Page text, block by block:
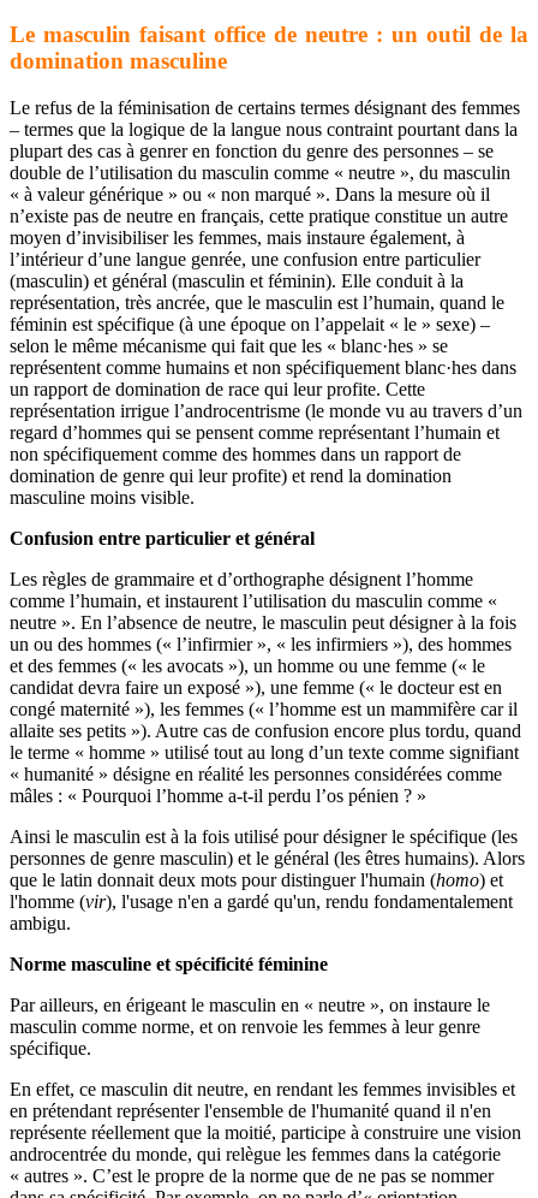
Le masculin faisant office de neutre : un outil de la
domination masculine
Le refus de la féminisation de certains termes désignant des femmes
– termes que la logique de la langue nous contraint pourtant dans la
plupart des cas à genrer en fonction du genre des personnes – se
double de l’utilisation du masculin comme « neutre », du masculin
« à valeur générique » ou « non marqué ». Dans la mesure où il
n’existe pas de neutre en français, cette pratique constitue un autre
moyen d’invisibiliser les femmes, mais instaure également, à
l’intérieur d’une langue genrée, une confusion entre particulier
(masculin) et général (masculin et féminin). Elle conduit à la
représentation, très ancrée, que le masculin est l’humain, quand le
féminin est spécifique (à une époque on l’appelait « le » sexe) –
selon le même mécanisme qui fait que les « blanc·hes » se
représentent comme humains et non spécifiquement blanc·hes dans
un rapport de domination de race qui leur profite. Cette
représentation irrigue l’androcentrisme (le monde vu au travers d’un
regard d’hommes qui se pensent comme représentant l’humain et
non spécifiquement comme des hommes dans un rapport de
domination de genre qui leur profite) et rend la domination
masculine moins visible.
Confusion entre particulier et général
Les règles de grammaire et d’orthographe désignent l’homme
comme l’humain, et instaurent l’utilisation du masculin comme «
neutre ». En l’absence de neutre, le masculin peut désigner à la fois
un ou des hommes (« l’infirmier », « les infirmiers »), des hommes
et des femmes (« les avocats »), un homme ou une femme (« le
candidat devra faire un exposé »), une femme (« le docteur est en
congé maternité »), les femmes (« l’homme est un mammifère car il
allaite ses petits »). Autre cas de confusion encore plus tordu, quand
le terme « homme » utilisé tout au long d’un texte comme signifiant
« humanité » désigne en réalité les personnes considérées comme
mâles : « Pourquoi l’homme a-t-il perdu l’os pénien ? »
Ainsi le masculin est à la fois utilisé pour désigner le spécifique (les
personnes de genre masculin) et le général (les êtres humains). Alors
que le latin donnait deux mots pour distinguer l'humain (homo) et
l'homme (vir), l'usage n'en a gardé qu'un, rendu fondamentalement
ambigu.
Norme masculine et spécificité féminine
Par ailleurs, en érigeant le masculin en « neutre », on instaure le
masculin comme norme, et on renvoie les femmes à leur genre
spécifique.
En effet, ce masculin dit neutre, en rendant les femmes invisibles et
en prétendant représenter l'ensemble de l'humanité quand il n'en
représente réellement que la moitié, participe à construire une vision
androcentrée du monde, qui relègue les femmes dans la catégorie
« autres ». C’est le propre de la norme que de ne pas se nommer